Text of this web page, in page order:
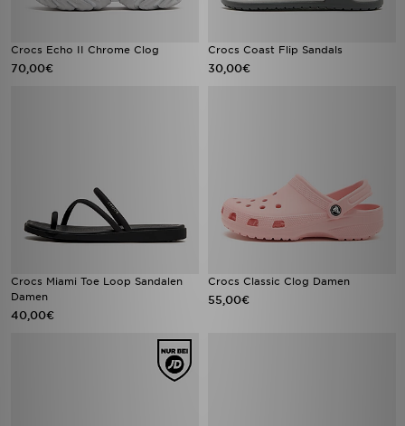
Crocs Echo II Chrome Clog
70,00€
Crocs Coast Flip Sandals
30,00€
Crocs Miami Toe Loop Sandalen
Damen
40,00€
Crocs Classic Clog Damen
55,00€